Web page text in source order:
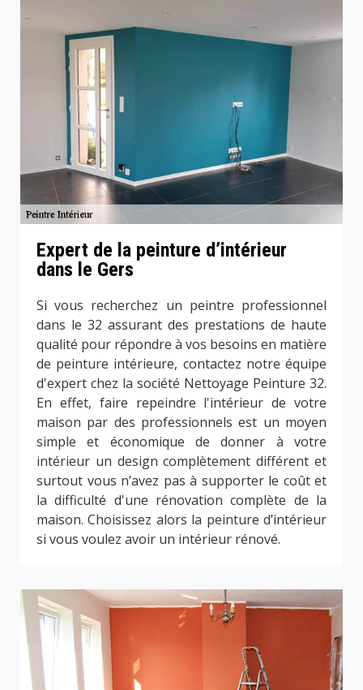
Expert de la peinture d’intérieur
dans le Gers
Si vous recherchez un peintre professionnel
dans le 32 assurant des prestations de haute
qualité pour répondre à vos besoins en matière
de peinture intérieure, contactez notre équipe
d'expert chez la société Nettoyage Peinture 32.
En effet, faire repeindre l'intérieur de votre
maison par des professionnels est un moyen
simple et économique de donner à votre
intérieur un design complètement différent et
surtout vous n’avez pas à supporter le coût et
la difficulté d'une rénovation complète de la
maison. Choisissez alors la peinture d’intérieur
si vous voulez avoir un intérieur rénové.